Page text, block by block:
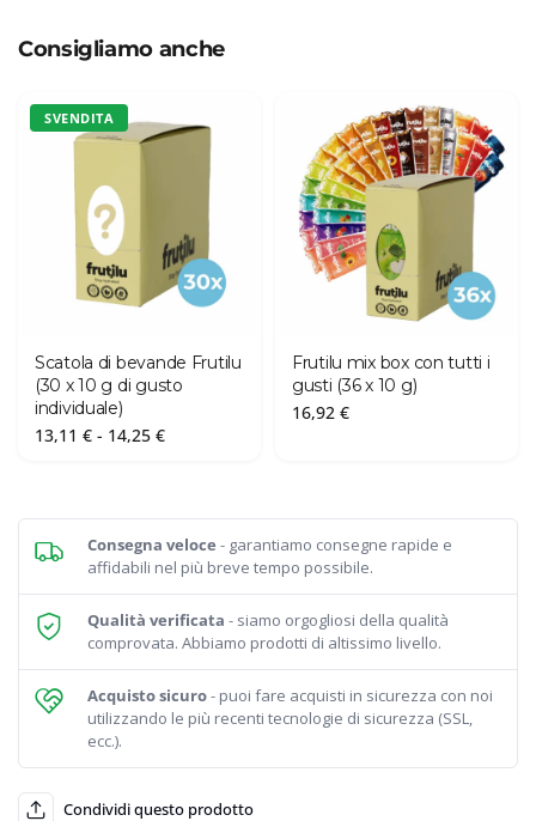
Consigliamo anche
SVENDITA
Scatola di bevande Frutilu
(30 x 10 g di gusto
individuale)
13,11 € - 14,25 €Fascia
a
14,25 €
Frutilu mix box con tutti i
gusti (36 x 10 g)
16,92 €
Consegna veloce - garantiamo consegne rapide e
affidabili nel più breve tempo possibile.
Qualità verificata - siamo orgogliosi della qualità
comprovata. Abbiamo prodotti di altissimo livello.
Acquisto sicuro- puoi fare acquisti in sicurezza con noi
utilizzando le più recenti tecnologie di sicurezza (SSL,
ecc.).
Condividi questo prodotto